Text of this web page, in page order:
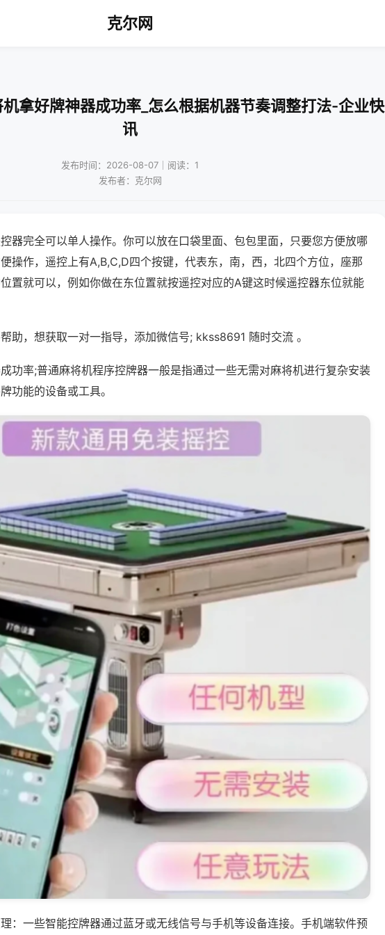
克尔网
拿好牌神器成功率_怎么根据机器节奏调整打法-企业快
讯
发布时间：2026-08-07｜阅读：1
发布者：克尔网
器完全可以单人操作。你可以放在口袋里面、包包里面，只要您方便放哪
操作，遥控上有A,B,C,D四个按键，代表东，南，西，北四个方位，座那
置就可以，例如你做在东位置就按遥控对应的A键这时候遥控器东位就能
助，想获取一对一指导，添加微信号; kkss8691 随时交流 。
功率;普通麻将机程序控牌器一般是指通过一些无需对麻将机进行复杂安装
功能的设备或工具。
：一些智能控牌器通过蓝牙或无线信号与手机等设备连接。手机端软件预